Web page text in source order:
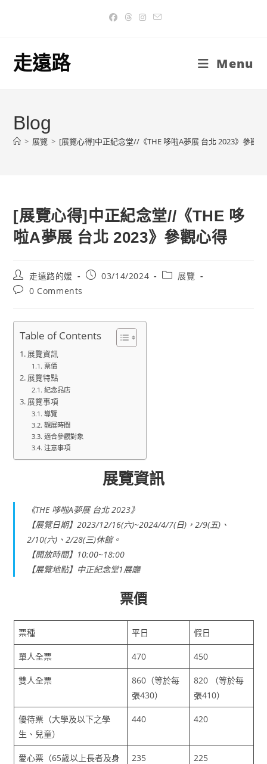
走遠路 Menu
Blog
> 展覽 > [展覽心得]中正紀念堂//《THE 哆啦A夢展 台北 2023》參觀
[展覽心得]中正紀念堂//《THE 哆
啦A夢展 台北 2023》參觀心得
Post
author:
走遠路的媛
Post03/14/2024
Post展覽
Post0 Comments
Table of Contents
展覽資訊
票價
展覽特點
紀念品店
展覽事項
導覽
觀展時間
適合參觀對象
注意事項
展覽資訊
《THE 哆啦A夢展 台北 2023》
【展覽日期】2023/12/16(六)~2024/4/7(日)，2/9(五)、
2/10(六)、2/28(三)休館。
【開放時間】10:00~18:00
【展覽地點】中正紀念堂1展廳
票價
票種 平日 假日
單人全票 470 450
雙人全票
860（等於每
張430）
820 （等於每
張410）
優待票（大學及以下之學
生、兒童）
440 420
愛心票（65歲以上長者及身
235 225